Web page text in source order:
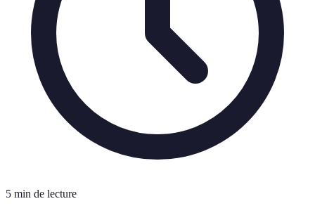
5 min de lecture